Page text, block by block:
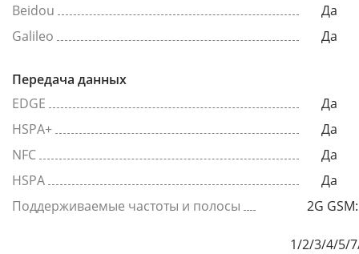
Beidou
Да
Galileo
Да
Передача данных
EDGE
Да
HSPA+
Да
NFC
Да
HSPA
Да
Поддерживаемые частоты и полосы
2G
1/2/3/4/5/